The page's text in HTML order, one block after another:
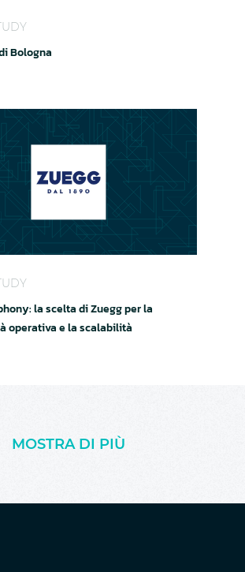
Bologna
la scelta di Zuegg per la
operativa e la scalabilità
MOSTRA DI PIÙ